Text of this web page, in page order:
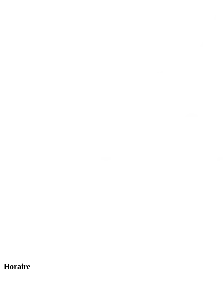
Horaire